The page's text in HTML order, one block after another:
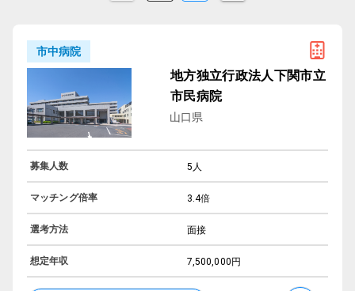
市中病院
地方独立行政法人下関市立
市民病院
山口県
募集人数 5人
マッチング倍率 3.4倍
選考方法 面接
想定年収 7,500,000円